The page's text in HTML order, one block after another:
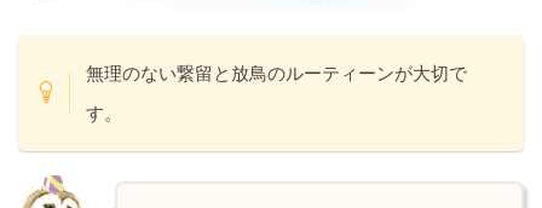
無理のない繋留と放鳥のルーティーンが大切で
す。